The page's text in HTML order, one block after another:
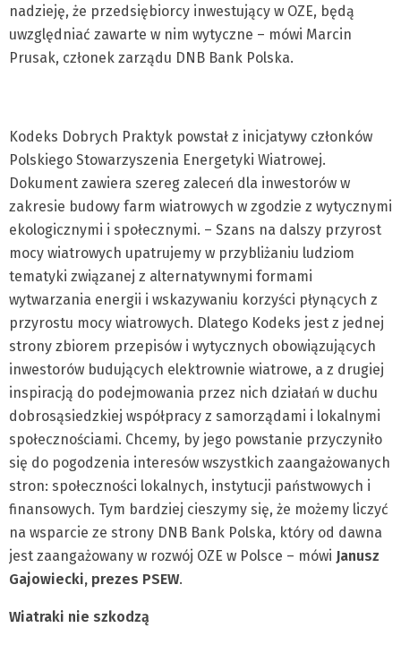
nadzieję, że przedsiębiorcy inwestujący w OZE, będą
uwzględniać zawarte w nim wytyczne – mówi Marcin
Prusak, członek zarządu DNB Bank Polska.
Kodeks Dobrych Praktyk powstał z inicjatywy członków
Polskiego Stowarzyszenia Energetyki Wiatrowej.
Dokument zawiera szereg zaleceń dla inwestorów w
zakresie budowy farm wiatrowych w zgodzie z wytycznymi
ekologicznymi i społecznymi. – Szans na dalszy przyrost
mocy wiatrowych upatrujemy w przybliżaniu ludziom
tematyki związanej z alternatywnymi formami
wytwarzania energii i wskazywaniu korzyści płynących z
przyrostu mocy wiatrowych. Dlatego Kodeks jest z jednej
strony zbiorem przepisów i wytycznych obowiązujących
inwestorów budujących elektrownie wiatrowe, a z drugiej
inspiracją do podejmowania przez nich działań w duchu
dobrosąsiedzkiej współpracy z samorządami i lokalnymi
społecznościami. Chcemy, by jego powstanie przyczyniło
się do pogodzenia interesów wszystkich zaangażowanych
stron: społeczności lokalnych, instytucji państwowych i
finansowych. Tym bardziej cieszymy się, że możemy liczyć
na wsparcie ze strony DNB Bank Polska, który od dawna
jest zaangażowany w rozwój OZE w Polsce – mówi Janusz
Gajowiecki, prezes PSEW.
Wiatraki nie szkodzą